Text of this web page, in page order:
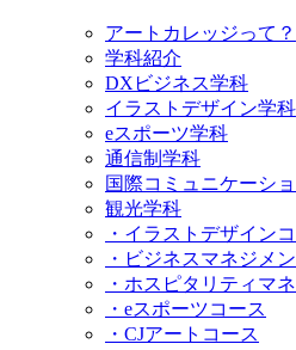
アートカレッジって？
学科紹介
DXビジネス学科
イラストデザイン学科
eスポーツ学科
通信制学科
国際コミュニケーシ
観光学科
・イラストデザイン
・ビジネスマネジメ
・ホスピタリティマ
・eスポーツコース
・CJアートコース